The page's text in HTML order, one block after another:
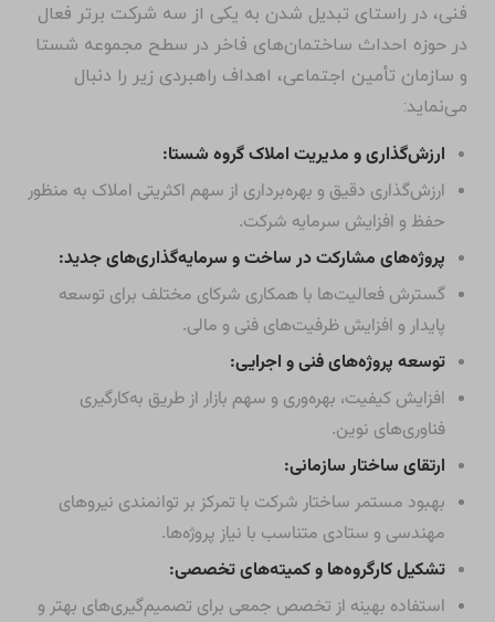
فنی، در راستای تبدیل شدن به یکی از سه شرکت برتر فعال
در حوزه احداث ساختمان‌های فاخر در سطح مجموعه شستا
و سازمان تأمین اجتماعی، اهداف راهبردی زیر را دنبال
می‌نماید:
ارزش‌گذاری و مدیریت املاک گروه شستا:
ارزش‌گذاری دقیق و بهره‌برداری از سهم اکثریتی املاک به منظور
حفظ و افزایش سرمایه شرکت.
پروژه‌های مشارکت در ساخت و سرمایه‌گذاری‌های جدید:
گسترش فعالیت‌ها با همکاری شرکای مختلف برای توسعه
پایدار و افزایش ظرفیت‌های فنی و مالی.
توسعه پروژه‌های فنی و اجرایی:
افزایش کیفیت، بهره‌وری و سهم بازار از طریق به‌کارگیری
فناوری‌های نوین.
ارتقای ساختار سازمانی:
بهبود مستمر ساختار شرکت با تمرکز بر توانمندی نیروهای
مهندسی و ستادی متناسب با نیاز پروژه‌ها.
تشکیل کارگروه‌ها و کمیته‌های تخصصی:
استفاده بهینه از تخصص جمعی برای تصمیم‌گیری‌های بهتر و